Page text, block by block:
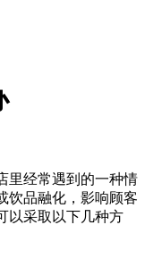
里经常遇到的一种情
饮品融化，影响顾客
以采取以下几种方